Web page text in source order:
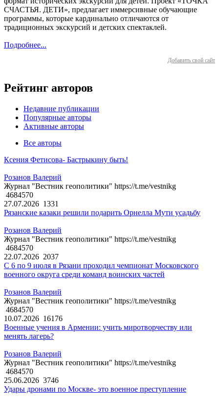
СЧАСТЬЯ. ДЕТИ», предлагает иммерсивные обучающие
программы, которые кардинально отличаются от
традиционных экскурсий и детских спектаклей.
Подробнее...
Добавить свой сайт
Рейтинг авторов
Недавние публикации
Популярные авторы
Активные авторы
Все авторы
Ксения Фетисова- Бастрыкину быть!
Розанов Валерий
Журнал "Вестник геополитики" https://t.me/vestnikg
4684570
27.07.2026 1331
Рязанские казаки решили подарить Орнелла Мути усадьбу
Розанов Валерий
Журнал "Вестник геополитики" https://t.me/vestnikg
4684570
22.07.2026 2037
С 6 по 9 июля в Рязани проходил чемпионат Московского
военного округа среди команд воинских частей
Розанов Валерий
Журнал "Вестник геополитики" https://t.me/vestnikg
4684570
10.07.2026 16176
Военные учения в Армении: учить миротворчеству или
менять лагерь?
Розанов Валерий
Журнал "Вестник геополитики" https://t.me/vestnikg
4684570
25.06.2026 3746
Удары дронами по Москве- это военное преступление